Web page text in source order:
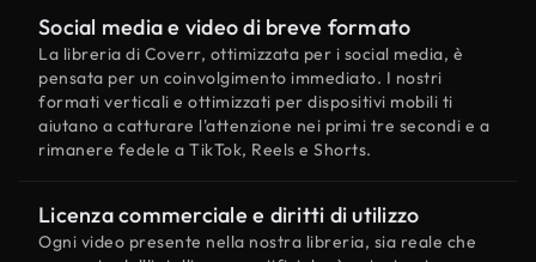
Social media e video di breve formato
La libreria di Coverr, ottimizzata per i social media, è
pensata per un coinvolgimento immediato. I nostri
formati verticali e ottimizzati per dispositivi mobili ti
aiutano a catturare l'attenzione nei primi tre secondi e a
rimanere fedele a TikTok, Reels e Shorts.
Licenza commerciale e diritti di utilizzo
Ogni video presente nella nostra libreria, sia reale che